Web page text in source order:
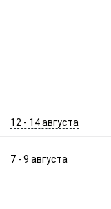
12 - 14 августа
7 - 9 августа